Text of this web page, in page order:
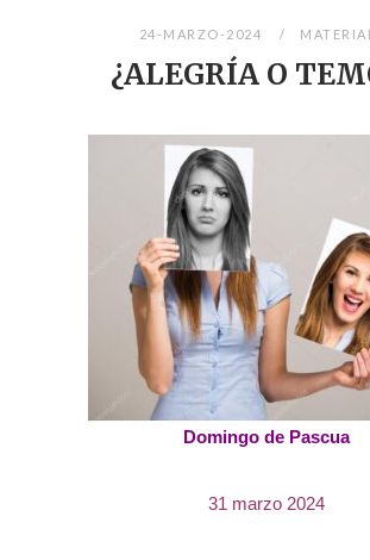
24-MARZO-2024
¿ALEGRÍA O
Domingo de Pascua
31 marzo 2024